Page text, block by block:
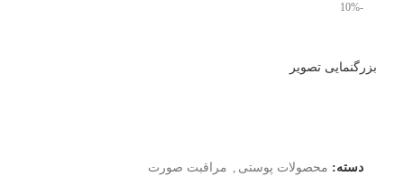
-10%
بزرگنمایی تصویر
دسته: محصولات پوستی مراقبت صورت